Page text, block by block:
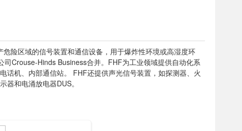
区域的信号装置和通信设备，用于爆炸性环境或高湿度环
Crouse-Hinds Business合并。FHF为工业领域提供自动化系
话机、内部通信站。 FHF还提供声光信号装置，如探测器、火
和电涌放电器DUS。